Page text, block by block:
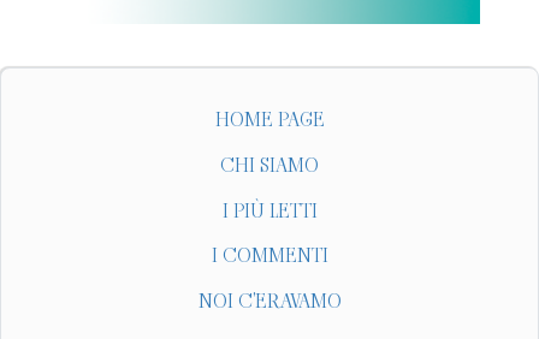
HOME PAGE
CHI SIAMO
I PIÙ LETTI
I COMMENTI
NOI C'ERAVAMO